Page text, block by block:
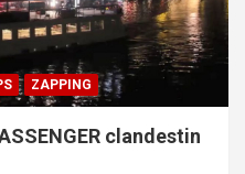
ZAPPING
clandestin